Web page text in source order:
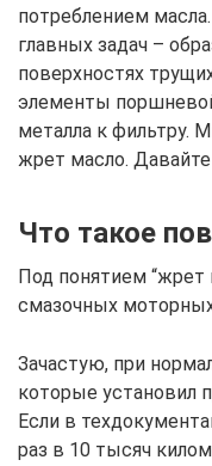
потреблением
главных задач –
поверхностях
элементы
металла к фильтру.
жрет масло.
Что такое
Под понятием
смазочных
Зачастую, при
которые установил
Если в
раз в 10 тысяч